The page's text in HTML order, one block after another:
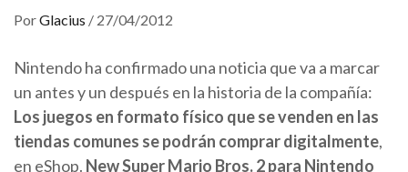
PorGlacius / 27/04/2012
Nintendo ha confirmado una noticia que va a marcar
un antes y un después en la historia de la compañía:
Los juegos en formato físico que se venden en las
tiendas comunes se podrán comprar digitalmente,
en eShop. New Super Mario Bros. 2 para Nintendo